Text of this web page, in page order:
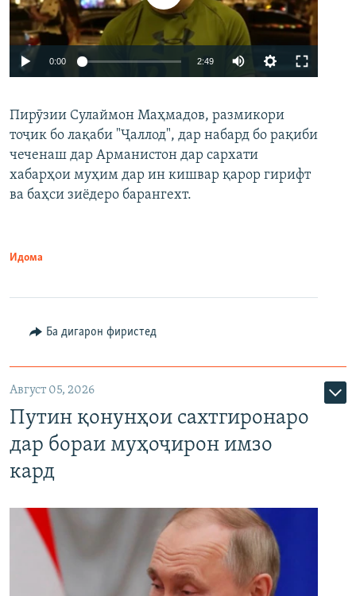
Auto 240p 360p 480p
720p 1080p
0:00 2:49
360p
480p
Пирӯзии Сулаймон Маҳмадов, размикори
тоҷик бо лақаби "Ҷаллод", дар набард бо рақиби
чеченаш дар Арманистон дар сархати
хабарҳои муҳим дар ин кишвар қарор гирифт
ва баҳси зиёдеро барангехт.
Идома
Ба дигарон фиристед
Август 05, 2026
Путин қонунҳои сахтгиронаро
дар бораи муҳоҷирон имзо
кард